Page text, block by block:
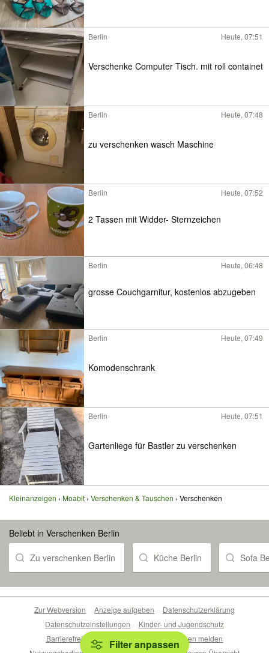
Berlin Heute, 07:51
Verschenke Computer Tisch. mit roll containet
Berlin Heute, 07:48
zu verschenken wasch Maschine
Berlin Heute, 07:52
2 Tassen mit Widder- Sternzeichen
Berlin Heute, 06:48
grosse Couchgarnitur, kostenlos abzugeben
Berlin Heute, 07:49
Komodenschrank
Berlin Heute, 07:51
Gartenliege für Bastler zu verschenken
Kleinanzeigen Moabit Verschenken & Tauschen Verschenken
Beliebt in Verschenken Berlin
Zu verschenken Berlin Küche Berlin Sofa
Filter anpassen
Zur Webversion Anzeige aufgeben
Datenschutzerklärung
Datenschutzeinstellungen
Kinder- und Jugendschutz
Barrierefreiheitserklärung
Sicherheitslücken melden